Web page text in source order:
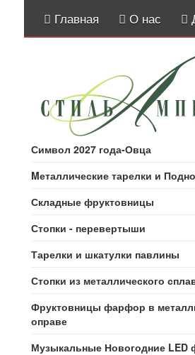
Главная О нас
Символ 2027 года-Овца
Mеталлические тарелки и
Складные фруктовницы
Стопки - перевертыши
Тарелки и шкатулки павлины
Стопки из металлического
Фруктовницы фарфор в
оправе
Музыкальные Новогодние LED